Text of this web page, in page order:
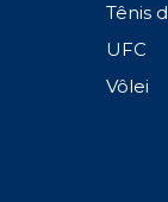
Tênis
UFC
Vôlei